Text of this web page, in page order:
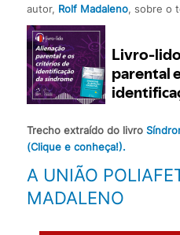
autor, Rolf Madaleno, sobre o
Trecho extraído do livro
(Clique e conheça!).
A UNIÃO
MADALENO